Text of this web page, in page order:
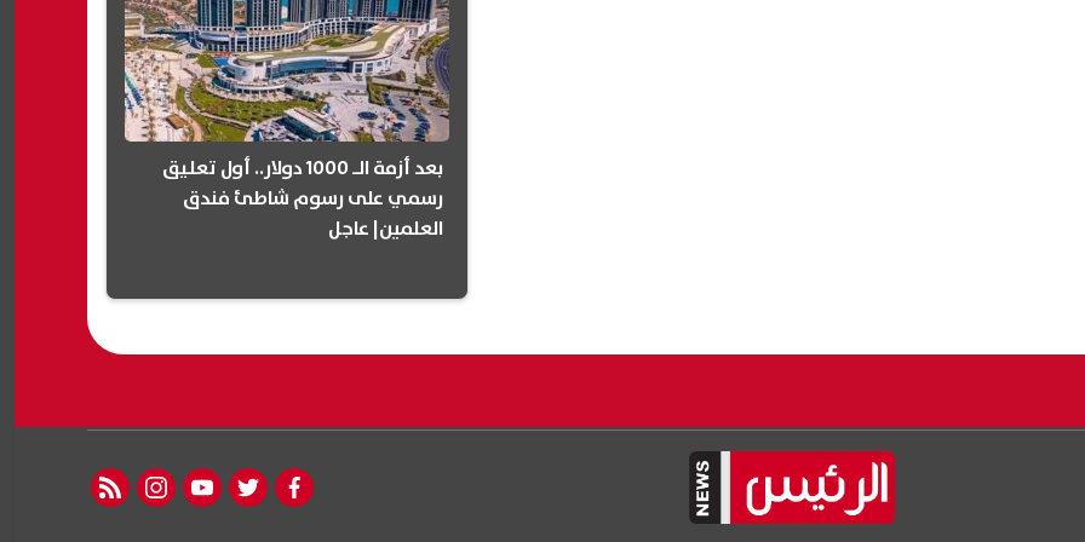
بعد أزمة الـ 1000 دولار.. أول تعليق
رسمي على رسوم شاطئ فندق
العلمين| عاجل
facebook
twitter
youtube
instagram
rss feed